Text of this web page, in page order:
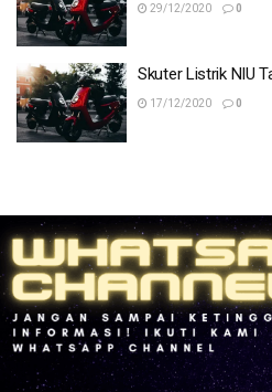
29/12/2020 0
Skuter Listrik NIU
17/12/2020 0